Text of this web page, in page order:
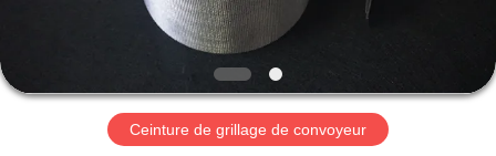
DE
NOUS
Ceinture de grillage de convoyeur